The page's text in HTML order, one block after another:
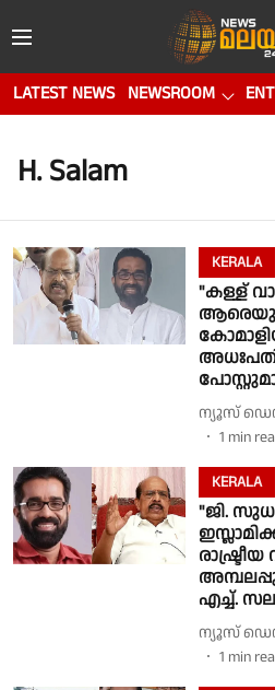
LATEST NEWS NEWSROOM
H. Salam
KERALA
"കള്ള്
ആരെയും
ന്യൂസ്
1 min
KERALA
"ജി.
എച്ച്.
ന്യൂസ്
1 min